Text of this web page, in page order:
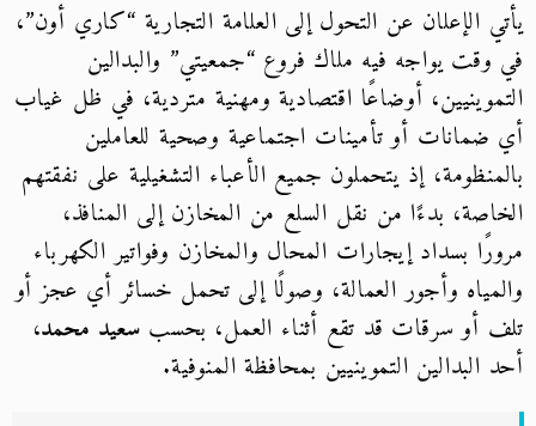
يأتي الإعلان عن التحول إلى العلامة التجارية “كاري أون”،
في وقت يواجه فيه ملاك فروع “جمعيتي” والبدالين
التموينيين، أوضاعًا اقتصادية ومهنية متردية، في ظل غياب
أي ضمانات أو تأمينات اجتماعية وصحية للعاملين
بالمنظومة، إذ يتحملون جميع الأعباء التشغيلية على نفقتهم
الخاصة، بدءًا من نقل السلع من المخازن إلى المنافذ،
مرورًا بسداد إيجارات المحال والمخازن وفواتير الكهرباء
والمياه وأجور العمالة، وصولًا إلى تحمل خسائر أي عجز أو
تلف أو سرقات قد تقع أثناء العمل، بحسب سعيد محمد،
أحد البدالين التموينيين بمحافظة المنوفية.